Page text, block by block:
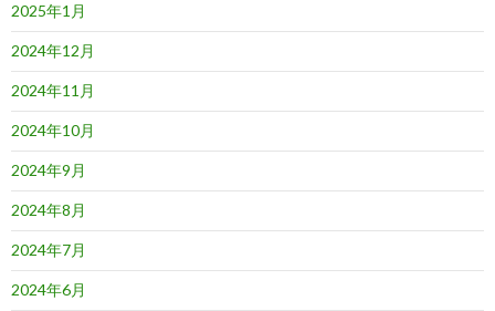
2025年1月
2024年12月
2024年11月
2024年10月
2024年9月
2024年8月
2024年7月
2024年6月